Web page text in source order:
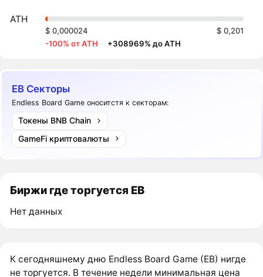
ATH
$ 0,000024
$ 0,201
-100% от ATH · +308969% до ATH
EB Секторы
Endless Board Game оноситстя к секторам:
Токены BNB Chain
GameFi криптовалюты
Биржи где торгуется EB
Нет данных
К сегодняшнему дню Endless Board Game (EB) нигде
не торгуется. В течение недели минимальная цена